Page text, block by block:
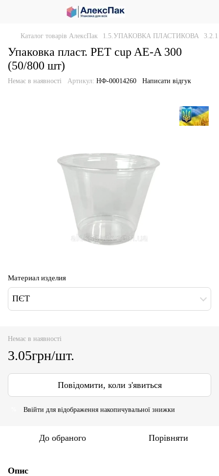
Каталог товарів АлексПак 1.5.УПАКОВКА ПЛАСТИКОВА
Упаковка пласт. РЕТ cup AE-A 300
(50/800 шт)
Немає в наявності Артикул: НФ-00014260 Написати відгук
Материал изделия
ПЄТ
Немає в наявності
3.05грн/шт.
Повідомити, коли з'явиться
Ввійти для відображення накопичувальної знижки
До обраного Порівняти
Опис